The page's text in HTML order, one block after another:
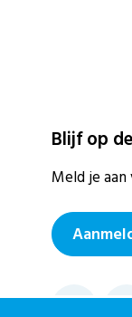
Blijf op
Meld je